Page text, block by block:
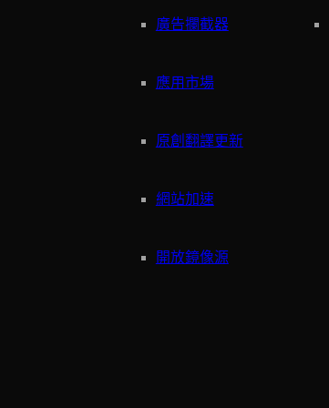
廣告攔截器
應用市場
原創翻譯更新
網站加速
開放鏡像源